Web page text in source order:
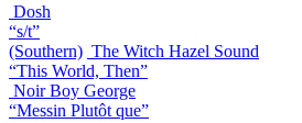
Dosh
“s/t”
(Southern) The Witch Hazel Sound
“This World, Then”
Noir Boy George
“Messin Plutôt que”